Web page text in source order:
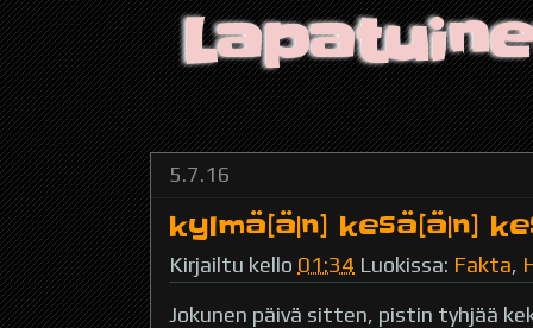
5.7.16
kylmä[ä|n] kesä[ä|n]
Kirjailtu kello 01:34 Luokissa: Fakta,
Jokunen päivä sitten, pistin tyhjää